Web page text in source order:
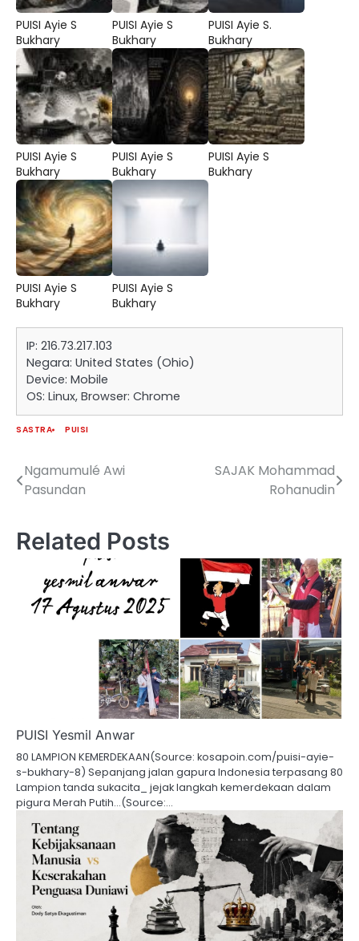
PUISI Ayie S
Bukhary
PUISI Ayie S
Bukhary
PUISI Ayie S.
Bukhary
PUISI Ayie S
Bukhary
PUISI Ayie S
Bukhary
PUISI Ayie S
Bukhary
PUISI Ayie S
Bukhary
PUISI Ayie S
Bukhary
IP: 216.73.217.103
Negara: United States (Ohio)
Device: Mobile
OS: Linux, Browser: Chrome
SASTRA PUISI
Navigasi
pos
Ngamumulé Awi
Pasundan
SAJAK Mohammad
Rohanudin
Related Posts
PUISI Yesmil Anwar
80 LAMPION KEMERDEKAAN(Source: kosapoin.com/puisi-ayie-
s-bukhary-8) Sepanjang jalan gapura Indonesia terpasang 80
Lampion tanda sukacita_ jejak langkah kemerdekaan dalam
pigura Merah Putih…(Source:…